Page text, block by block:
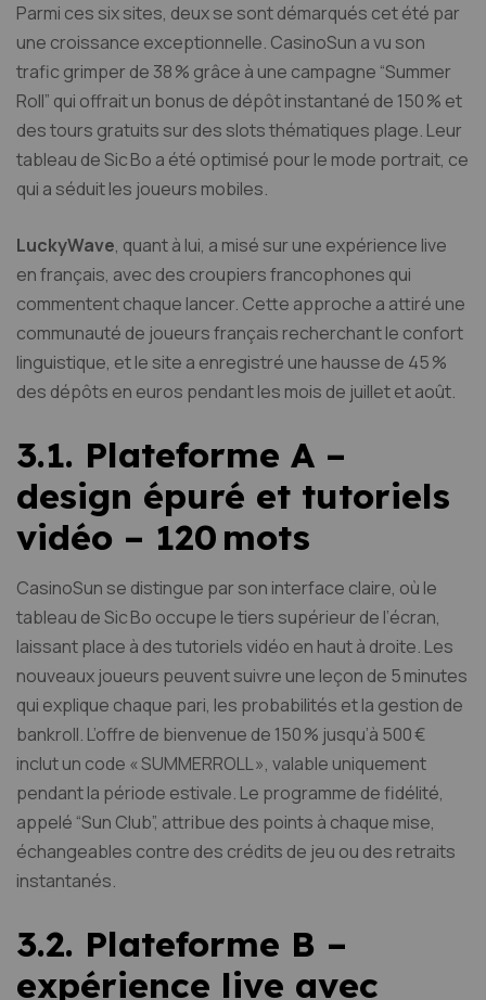
Parmi ces six sites, deux se sont démarqués cet été par
une croissance exceptionnelle. CasinoSun a vu son
trafic grimper de 38 % grâce à une campagne “Summer
Roll” qui offrait un bonus de dépôt instantané de 150 % et
des tours gratuits sur des slots thématiques plage. Leur
tableau de Sic Bo a été optimisé pour le mode portrait, ce
qui a séduit les joueurs mobiles.
LuckyWave, quant à lui, a misé sur une expérience live
en français, avec des croupiers francophones qui
commentent chaque lancer. Cette approche a attiré une
communauté de joueurs français recherchant le confort
linguistique, et le site a enregistré une hausse de 45 %
des dépôts en euros pendant les mois de juillet et août.
3.1. Plateforme A –
design épuré et tutoriels
vidéo – 120 mots
CasinoSun se distingue par son interface claire, où le
tableau de Sic Bo occupe le tiers supérieur de l’écran,
laissant place à des tutoriels vidéo en haut à droite. Les
nouveaux joueurs peuvent suivre une leçon de 5 minutes
qui explique chaque pari, les probabilités et la gestion de
bankroll. L’offre de bienvenue de 150 % jusqu’à 500 €
inclut un code « SUMMERROLL », valable uniquement
pendant la période estivale. Le programme de fidélité,
appelé “Sun Club”, attribue des points à chaque mise,
échangeables contre des crédits de jeu ou des retraits
instantanés.
3.2. Plateforme B –
expérience live avec